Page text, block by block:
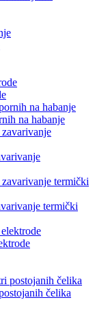
na habanje
termički
čelika